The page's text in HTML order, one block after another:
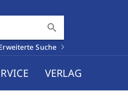
search
Suche
VERLAG